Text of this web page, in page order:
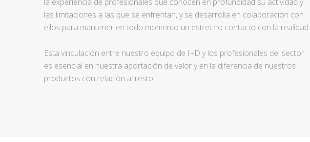
las limitaciones a las que se enfrentan, y se desarrolla en colaboración con
ellos para mantener en todo momento un estrecho contacto con la realidad.
Esta vinculación entre nuestro equipo de I+D y los profesionales del sector
es esencial en nuestra aportación de valor y en la diferencia de nuestros
productos con relación al resto.